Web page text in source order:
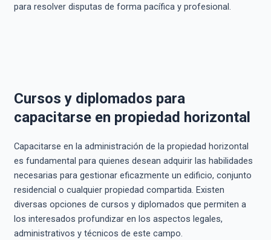
para resolver disputas de forma pacífica y profesional.
Cursos y diplomados para
capacitarse en propiedad horizontal
Capacitarse en la administración de la propiedad horizontal
es fundamental para quienes desean adquirir las habilidades
necesarias para gestionar eficazmente un edificio, conjunto
residencial o cualquier propiedad compartida. Existen
diversas opciones de cursos y diplomados que permiten a
los interesados profundizar en los aspectos legales,
administrativos y técnicos de este campo.